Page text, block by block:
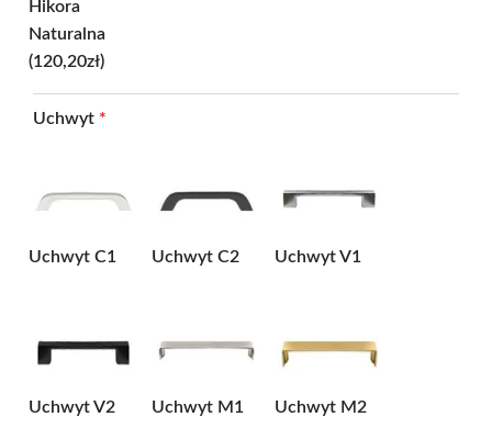
Hikora
Naturalna
(120,20zł)
Uchwyt *
Uchwyt C1 Uchwyt C2 Uchwyt V1
Uchwyt V2 Uchwyt M1 Uchwyt M2